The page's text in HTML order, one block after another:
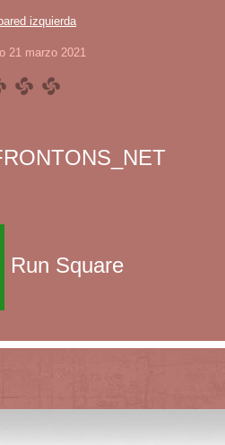
izquierda
21 marzo 2021
Run Square